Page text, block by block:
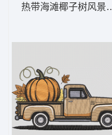
热带海滩椰子树风景